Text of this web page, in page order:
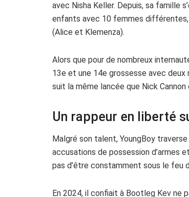
avec Nisha Keller. Depuis, sa famille
enfants avec 10 femmes
(Alice et Klemenza).
Alors que pour de nombreux
13e et une 14e grossesse avec deux
suit la même lancée que Nick Cannon
Un rappeur en liberté
Malgré son talent, YoungBoy
accusations de possession d’armes
pas d’être constamment sous le feu
En 2024, il confiait à Bootleg Kev ne